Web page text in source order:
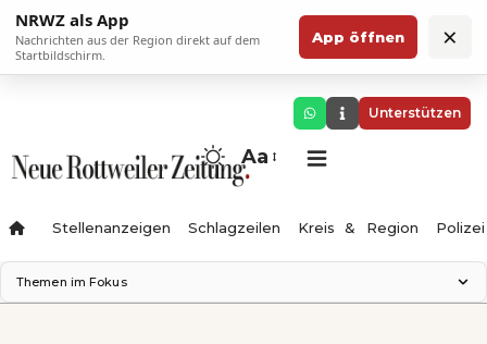
NRWZ als App
Nachrichten aus der Region direkt auf dem
Startbildschirm.
App öffnen ×
Unterstützen
Aa
Stellenanzeigen Schlagzeilen Kreis & Region Polizei
Themen im Fokus